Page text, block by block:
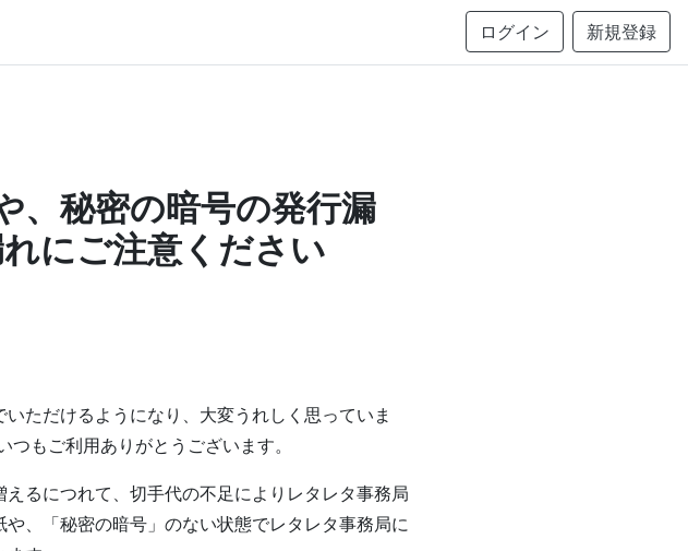
ログイン 新規登録
、秘密の暗号の発行漏
にご注意ください
ただけるようになり、大変うれしく思っていま
もご利用ありがとうございます。
るにつれて、切手代の不足によりレタレタ事務局
、「秘密の暗号」のない状態でレタレタ事務局に